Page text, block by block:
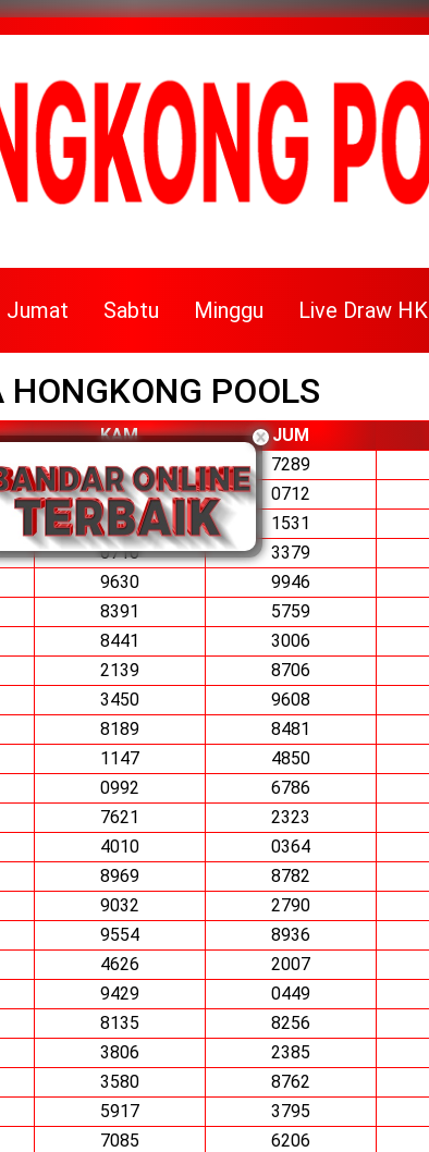
Jumat Sabtu Minggu Live Draw HK
HONGKONG POOLS
KAM JUM
-- 7289
6310 0712
8652 1531
0710 3379
9630 9946
8391 5759
8441 3006
2139 8706
3450 9608
8189 8481
1147 4850
0992 6786
7621 2323
4010 0364
8969 8782
9032 2790
9554 8936
4626 2007
9429 0449
8135 8256
3806 2385
3580 8762
5917 3795
7085 6206